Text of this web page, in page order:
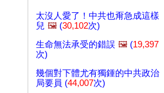
太沒人愛了！中共也甭急成這樣
兒 🖼️ (30,102次)
生命無法承受的錯誤 🖼️ (19,397
次)
幾個對下體尤有獨鍾的中共政治
局要員 (44,007次)